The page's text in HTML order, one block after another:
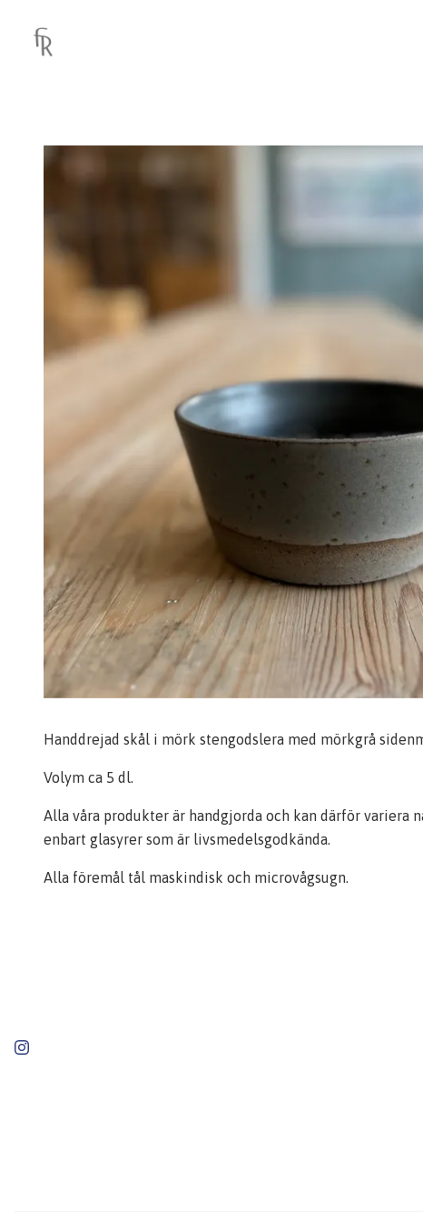
Handdrejad skål i mörk stengodslera med mörkgrå
Volym ca 5 dl.
Alla våra produkter är handgjorda och kan därför variera
enbart glasyrer som är livsmedelsgodkända.
Alla föremål tål maskindisk och microvågsugn.